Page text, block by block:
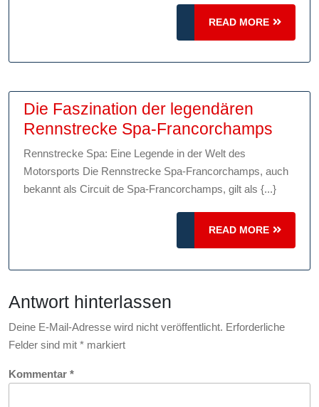
Geschwindigkeitstest
müssen
READ MORE
READ
MORE
Die Faszination der legendären
Rennstrecke Spa-Francorchamps
der
Spa-
Rennstrecke Spa: Eine Legende in der Welt des
Motorsports Die Rennstrecke Spa-Francorchamps, auch
bekannt als Circuit de Spa-Francorchamps, gilt als {...}
READ MORE
READ
MORE
Antwort hinterlassen
Deine E-Mail-Adresse wird nicht veröffentlicht. Erforderliche
Felder sind mit * markiert
Kommentar *